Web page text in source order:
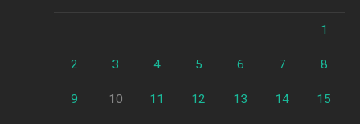
1
2 3 4 5 6 7 8
9 10 11 12 13 14 15